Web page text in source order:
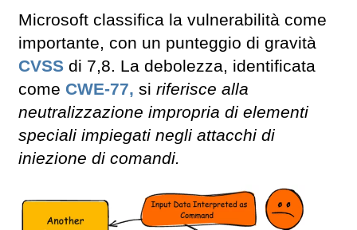
Microsoft classifica la vulnerabilità come
importante, con un punteggio di gravità
CVSS di 7,8. La debolezza, identificata
come CWE-77, si riferisce alla
neutralizzazione impropria di elementi
speciali impiegati negli attacchi di
iniezione di comandi.